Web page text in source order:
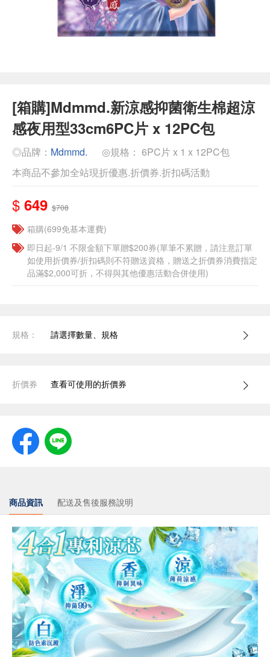
[箱購]Mdmmd.新涼感抑菌衛生棉超涼
感夜用型33cm6PC片 x 12PC包
◎品牌： Mdmmd.
◎規格： 6PC片 x 1 x 12PC包
本商品不參加全站現折優惠.折價券.折扣碼活動
$ 649 $708
箱購(699免基本運費)
即日起-9/1 不限金額下單贈$200券(單筆不累贈，請注意訂單
如使用折價券/折扣碼則不符贈送資格，贈送之折價券消費指定
品滿$2,000可折，不得與其他優惠活動合併使用)
規格： 請選擇數量、規格
折價券 查看可使用的折價券
商品資訊 配送及售後服務說明